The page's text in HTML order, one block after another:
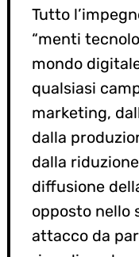
Tutto
“menti
mondo
qualsiasi
marketing,
dalla
dalla
diffusione
opposto nello
attacco da